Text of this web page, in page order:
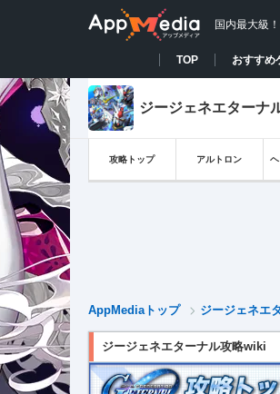
国内最大級
TOP おすすめ
ジージェネエターナ
攻略トップ アルトロン
AppMediaトップ ジージェネエ
ジージェネエターナル攻略wiki